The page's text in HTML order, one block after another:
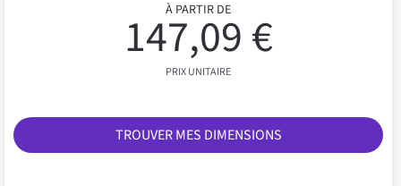
À PARTIR DE
147,09 €
PRIX UNITAIRE
TROUVER MES DIMENSIONS